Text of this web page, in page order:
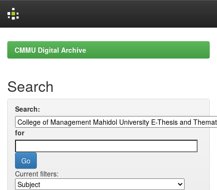
navigationCMMU Digital Archive
Search
Search:
for
Current filters: